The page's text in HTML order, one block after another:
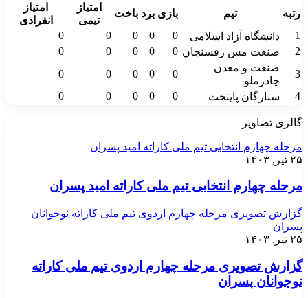
رتبه
تیم بازی برد باخت
امتیاز
تیمی
امتیاز
انفرادی
1
دانشگاه آزاد اسلامی 0
0
0
0
0
2
صنعت مس رفسنجان 0
0
0
0
0
3
صنعت و معدن
چادرملو
0
0
0
0
0
4
ستارگان پایتخت 0
0
0
0
0
گالری تصاویر
مرحله چهارم انتخابی تیم ملی کاراته امید پسران
۲۵ تیر, ۱۴۰۳
مرحله چهارم انتخابی تیم ملی کاراته امید پسران
گزارش تصویری مرحله چهارم اردوی تیم ملی کاراته نوجوانان
پسران
۲۵ تیر, ۱۴۰۳
گزارش تصویری مرحله چهارم اردوی تیم ملی کاراته
نوجوانان پسران